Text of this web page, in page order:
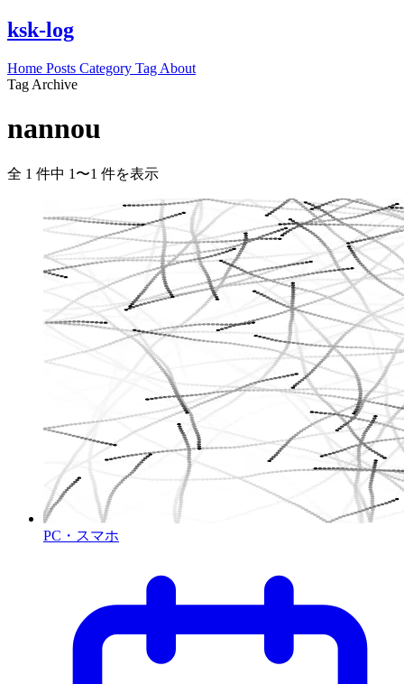
ksk-log
Home Posts Category Tag About
Tag Archive
nannou
全 1 件中 1〜1 件を表示
PC・スマホ